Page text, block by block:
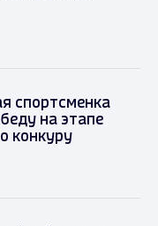
спортсменка
на этапе
конкуру